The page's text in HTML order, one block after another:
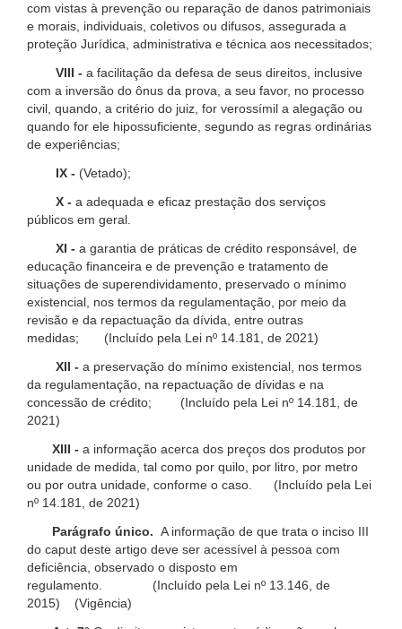
com vistas à prevenção ou reparação de danos patrimoniais
e morais, individuais, coletivos ou difusos, assegurada a
proteção Jurídica, administrativa e técnica aos necessitados;
VIII - a facilitação da defesa de seus direitos, inclusive
com a inversão do ônus da prova, a seu favor, no processo
civil, quando, a critério do juiz, for verossímil a alegação ou
quando for ele hipossuficiente, segundo as regras ordinárias
de experiências;
IX - (Vetado);
X - a adequada e eficaz prestação dos serviços
públicos em geral.
XI - a garantia de práticas de crédito responsável, de
educação financeira e de prevenção e tratamento de
situações de superendividamento, preservado o mínimo
existencial, nos termos da regulamentação, por meio da
revisão e da repactuação da dívida, entre outras
medidas; (Incluído pela Lei nº 14.181, de 2021)
XII - a preservação do mínimo existencial, nos termos
da regulamentação, na repactuação de dívidas e na
concessão de crédito; (Incluído pela Lei nº 14.181, de
2021)
XIII - a informação acerca dos preços dos produtos por
unidade de medida, tal como por quilo, por litro, por metro
ou por outra unidade, conforme o caso. (Incluído pela Lei
nº 14.181, de 2021)
Parágrafo único. A informação de que trata o inciso III
do caput deste artigo deve ser acessível à pessoa com
deficiência, observado o disposto em
regulamento. (Incluído pela Lei nº 13.146, de
2015) (Vigência)